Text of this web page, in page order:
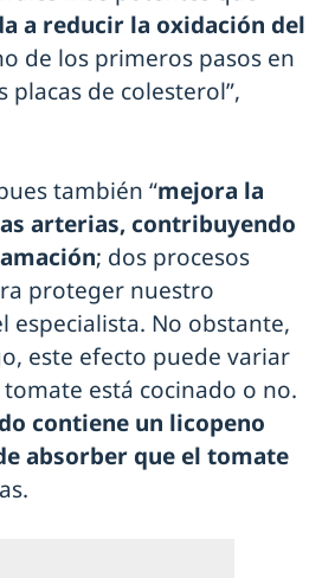
a reducir la oxidación del
de los primeros pasos en
de colesterol”,
también “mejora la
arterias, contribuyendo
; dos procesos
proteger nuestro
especialista. No obstante,
este efecto puede variar
está cocinado o no.
contiene un licopeno
absorber que el tomate